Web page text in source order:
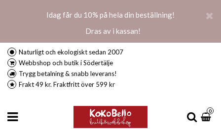
Idag får du 10% på hela din beställning!
Dras av i kassan!
Naturligt och ekologiskt sedan 2007
Webbshop och butik i Södertälje
Trygg betalning & snabb leverans!
Frakt 49 kr. Fraktfritt över 599 kr
0